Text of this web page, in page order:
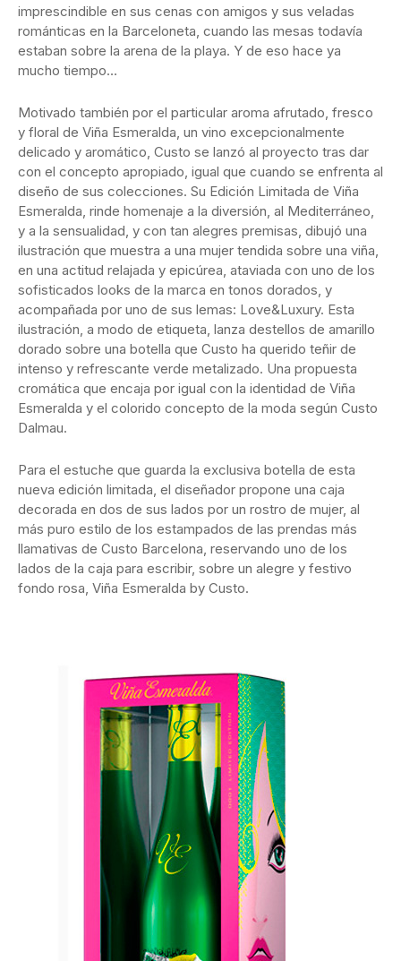
imprescindible en sus cenas con amigos y sus veladas
románticas en la Barceloneta, cuando las mesas todavía
estaban sobre la arena de la playa. Y de eso hace ya
mucho tiempo…
Motivado también por el particular aroma afrutado, fresco
y floral de Viña Esmeralda, un vino excepcionalmente
delicado y aromático, Custo se lanzó al proyecto tras dar
con el concepto apropiado, igual que cuando se enfrenta al
diseño de sus colecciones. Su Edición Limitada de Viña
Esmeralda, rinde homenaje a la diversión, al Mediterráneo,
y a la sensualidad, y con tan alegres premisas, dibujó una
ilustración que muestra a una mujer tendida sobre una viña,
en una actitud relajada y epicúrea, ataviada con uno de los
sofisticados looks de la marca en tonos dorados, y
acompañada por uno de sus lemas: Love&Luxury. Esta
ilustración, a modo de etiqueta, lanza destellos de amarillo
dorado sobre una botella que Custo ha querido teñir de
intenso y refrescante verde metalizado. Una propuesta
cromática que encaja por igual con la identidad de Viña
Esmeralda y el colorido concepto de la moda según Custo
Dalmau.
Para el estuche que guarda la exclusiva botella de esta
nueva edición limitada, el diseñador propone una caja
decorada en dos de sus lados por un rostro de mujer, al
más puro estilo de los estampados de las prendas más
llamativas de Custo Barcelona, reservando uno de los
lados de la caja para escribir, sobre un alegre y festivo
fondo rosa, Viña Esmeralda by Custo.